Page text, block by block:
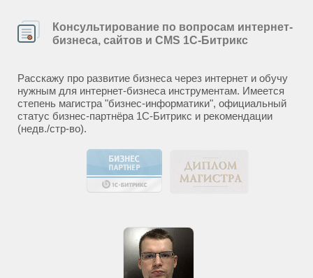
Консультирование по вопросам интернет-
бизнеса, сайтов и CMS 1С-Битрикс
Расскажу про развитие бизнеса через интернет и обучу
нужным для интернет-бизнеса инструментам. Имеется
степень магистра "бизнес-информатики", официальный
статус бизнес-партнёра 1С-Битрикс и рекомендации
(недв./стр-во).